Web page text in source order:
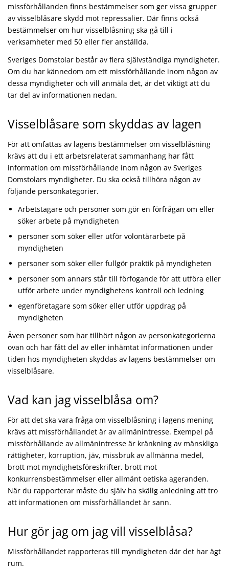
missförhållanden finns bestämmelser som ger vissa grupper
av visselblåsare skydd mot repressalier. Där finns också
bestämmelser om hur visselblåsning ska gå till i
verksamheter med 50 eller fler anställda.
Sveriges Domstolar består av flera självständiga myndigheter.
Om du har kännedom om ett missförhållande inom någon av
dessa myndigheter och vill anmäla det, är det viktigt att du
tar del av informationen nedan.
Visselblåsare som skyddas av lagen
För att omfattas av lagens bestämmelser om visselblåsning
krävs att du i ett arbetsrelaterat sammanhang har fått
information om missförhållande inom någon av Sveriges
Domstolars myndigheter. Du ska också tillhöra någon av
följande personkategorier.
Arbetstagare och personer som gör en förfrågan om eller
söker arbete på myndigheten
personer som söker eller utför volontärarbete på
myndigheten
personer som söker eller fullgör praktik på myndigheten
personer som annars står till förfogande för att utföra eller
utför arbete under myndighetens kontroll och ledning
egenföretagare som söker eller utför uppdrag på
myndigheten
Även personer som har tillhört någon av personkategorierna
ovan och har fått del av eller inhämtat informationen under
tiden hos myndigheten skyddas av lagens bestämmelser om
visselblåsare.
Vad kan jag visselblåsa om?
För att det ska vara fråga om visselblåsning i lagens mening
krävs att missförhållandet är av allmänintresse. Exempel på
missförhållande av allmänintresse är kränkning av mänskliga
rättigheter, korruption, jäv, missbruk av allmänna medel,
brott mot myndighetsföreskrifter, brott mot
konkurrensbestämmelser eller allmänt oetiska ageranden.
När du rapporterar måste du själv ha skälig anledning att tro
att informationen om missförhållandet är sann.
Hur gör jag om jag vill visselblåsa?
Missförhållandet rapporteras till myndigheten där det har ägt
rum.